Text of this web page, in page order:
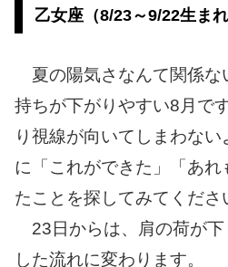
乙女座（8/23～9/22生まれ
夏の陽気さなんて関係な
持ちが下がりやすい8月で
り視線が向いてしまわな
に「これができた」「あれ
たことを探してみてくださ
23日からは、肩の荷が下
した流れに変わります。